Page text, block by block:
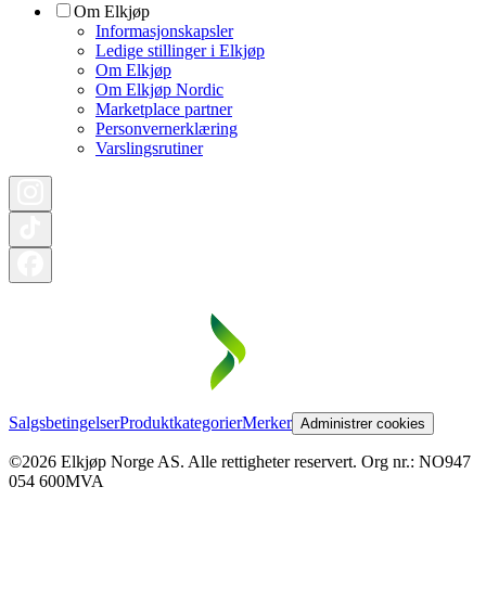
Om Elkjøp
Informasjonskapsler
Ledige stillinger i Elkjøp
Om Elkjøp
Om Elkjøp Nordic
Marketplace partner
Personvernerklæring
Varslingsrutiner
SalgsbetingelserProduktkategorierMerker Administrer cookies
©2026 Elkjøp Norge AS. Alle rettigheter reservert. Org nr.: NO947
054 600MVA